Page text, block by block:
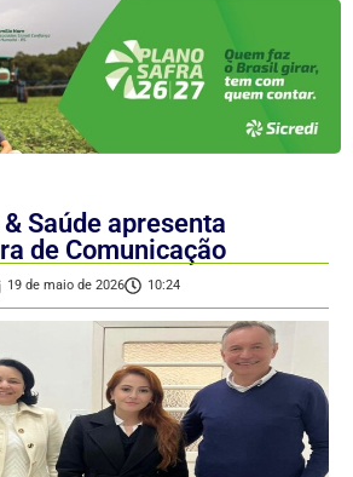
Saúde apresenta
de Comunicação
19 de maio de 2026 10:24